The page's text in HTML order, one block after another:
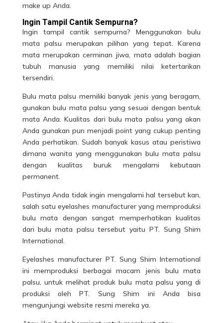
make up Anda.
Ingin Tampil Cantik Sempurna?
Ingin tampil cantik sempurna? Menggunakan bulu
mata palsu merupakan pilihan yang tepat. Karena
mata merupakan cerminan jiwa, mata adalah bagian
tubuh manusia yang memiliki nilai ketertarikan
tersendiri.
Bulu mata palsu memiliki banyak jenis yang beragam,
gunakan bulu mata palsu yang sesuai dengan bentuk
mata Anda. Kualitas dari bulu mata palsu yang akan
Anda gunakan pun menjadi point yang cukup penting
Anda perhatikan. Sudah banyak kasus atau peristiwa
dimana wanita yang menggunakan bulu mata palsu
dengan kualitas buruk mengalami kebutaan
permanent.
Pastinya Anda tidak ingin mengalami hal tersebut kan,
salah satu eyelashes manufacturer yang memproduksi
bulu mata dengan sangat memperhatikan kualitas
dari bulu mata palsu tersebut yaitu PT. Sung Shim
International.
Eyelashes manufacturer PT. Sung Shim International
ini memproduksi berbagai macam jenis bulu mata
palsu, untuk melihat produk bulu mata palsu yang di
produksi oleh PT. Sung Shim ini Anda bisa
mengunjungi website resmi mereka ya.